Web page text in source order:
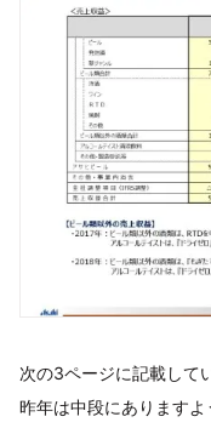
次の3ページに記載して
昨年は中段にあります